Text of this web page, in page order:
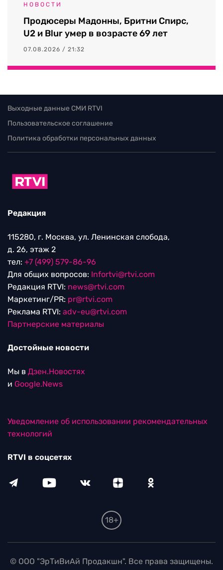
НОВОСТИ
Продюсеры Мадонны, Бритни Спирс,
U2 и Blur умер в возрасте 69 лет
07.08.2026 / 21:32
Выходные данные СМИ RTVI
Пользовательское соглашение
Политика обработки персональных данных
Редакция
115280, г. Москва, ул. Ленинская слобода,
д. 26, этаж 2
тел: +7 (499) 579-86-96
Для общих вопросов: Infortvi@rtvi.com
Редакция RTVI: news@rtvi.com
Маркетинг/PR: pr@rtvi.com
Реклама RTVI: adv-eu@rtvi.com
Партнерские материалы
Достойные новости
Мы в Дзен.Новостях
и Google.News
Уведомление об использовании рекомендательных
технологий
RTVI в соцсетях
18+
© ООО "ЭрТиВиАй Продакшн". Все права защищены.